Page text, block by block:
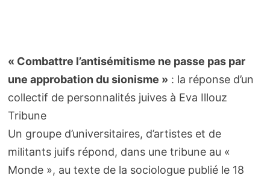
« Combattre l’antisémitisme ne passe pas par
une approbation du sionisme » : la réponse d’un
collectif de personnalités juives à Eva Illouz
Tribune
Un groupe d’universitaires, d’artistes et de
militants juifs répond, dans une tribune au «
Monde », au texte de la sociologue publié le 18